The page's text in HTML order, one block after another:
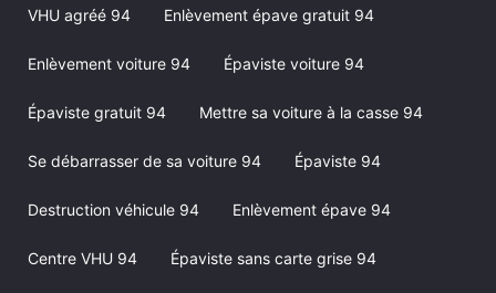
VHU agréé 94 Enlèvement épave gratuit 94
Enlèvement voiture 94 Épaviste voiture 94
Épaviste gratuit 94 Mettre sa voiture à la casse 94
Se débarrasser de sa voiture 94 Épaviste 94
Destruction véhicule 94 Enlèvement épave 94
Centre VHU 94 Épaviste sans carte grise 94